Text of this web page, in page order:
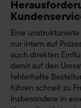
Eine
nur intern auf
auch direkten
damit auf den
fehlerhafte
führen schnell zu
Insbesondere in